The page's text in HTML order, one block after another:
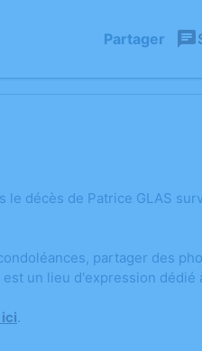
Partager
le décès de Patrice GLAS
partager des
un lieu d'expression dédié
.